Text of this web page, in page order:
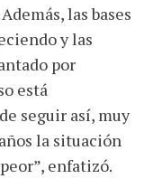
las bases
y las
por
está
seguir así, muy
la situación
enfatizó.